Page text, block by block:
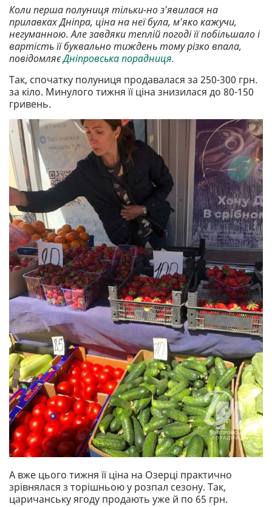
Коли перша полуниця тільки-но з'явилася на
прилавках Дніпра, ціна на неї була, м'яко кажучи,
негуманною. Але завдяки теплій погоді її побільшало і
вартість її буквально тиждень тому різко впала,
повідомляєДніпровська порадниця.
Так, спочатку полуниця продавалася за 250-300 грн.
за кіло. Минулого тижня її ціна знизилася до 80-150
гривень.
А вже цього тижня її ціна на Озерці практично
зрівнялася з торішньою у розпал сезону. Так,
царичанську ягоду продають уже й по 65 грн.